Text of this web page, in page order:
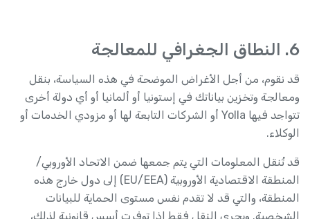
6. النطاق الجغرافي للمعالجة
قد نقوم، من أجل الأغراض الموضحة في هذه السياسة، بنقل
ومعالجة وتخزين بياناتك في إستونيا أو ألمانيا أو أي دولة أخرى
تتواجد فيها Yolla أو الشركات التابعة لها أو مزودي الخدمات أو
الوكلاء.
قد تُنقل المعلومات التي يتم جمعها ضمن الاتحاد الأوروبي/
المنطقة الاقتصادية الأوروبية (EU/EEA) إلى دول خارج هذه
المنطقة، والتي قد لا تقدم نفس مستوى الحماية للبيانات
الشخصية. ويجري النقل فقط إذا توفرت أسس قانونية لذلك،